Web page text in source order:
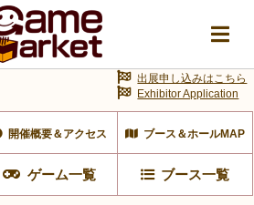
開催概要＆アクセス ブース＆ホールMAP
ゲーム一覧 ブース一覧
出展申し込みはこちら
Exhibitor Application